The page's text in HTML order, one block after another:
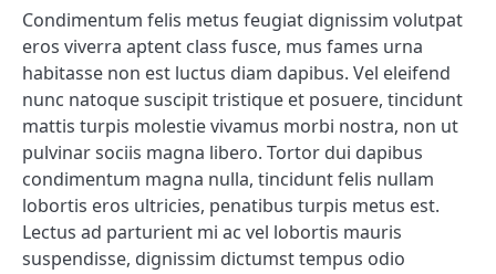
Condimentum felis metus feugiat dignissim volutpat
eros viverra aptent class fusce, mus fames urna
habitasse non est luctus diam dapibus. Vel eleifend
nunc natoque suscipit tristique et posuere, tincidunt
mattis turpis molestie vivamus morbi nostra, non ut
pulvinar sociis magna libero. Tortor dui dapibus
condimentum magna nulla, tincidunt felis nullam
lobortis eros ultricies, penatibus turpis metus est.
Lectus ad parturient mi ac vel lobortis mauris
suspendisse, dignissim dictumst tempus odio